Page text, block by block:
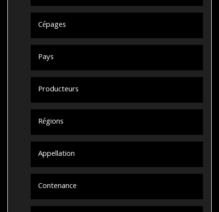
Cépages
Pays
Producteurs
Régions
Appellation
Contenance